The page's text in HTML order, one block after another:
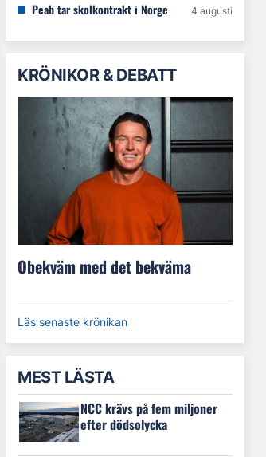
Peab tar skolkontrakt i Norge 4 augusti
KRÖNIKOR & DEBATT
Obekväm med det bekväma
Läs senaste krönikan
MEST LÄSTA
NCC krävs på fem miljoner
efter dödsolycka